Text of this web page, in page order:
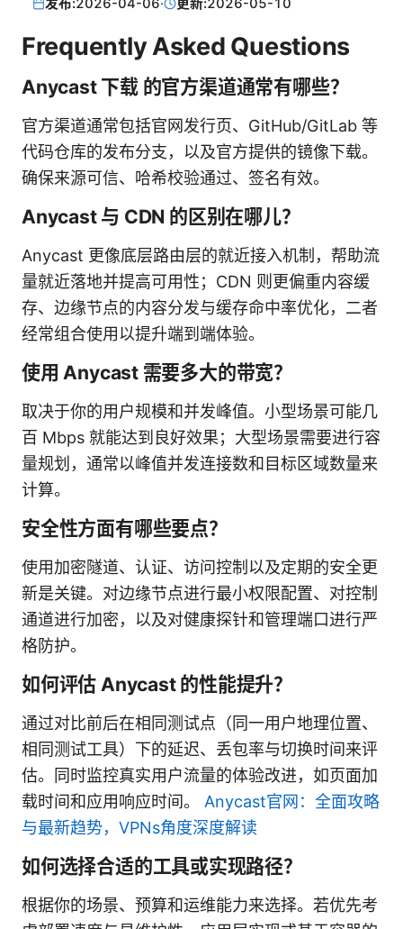
发布:2026-04-06· 更新:2026-05-10
Frequently Asked Questions
Anycast 下载 的官方渠道通常有哪些？
官方渠道通常包括官网发行页、GitHub/GitLab 等
代码仓库的发布分支，以及官方提供的镜像下载。
确保来源可信、哈希校验通过、签名有效。
Anycast 与 CDN 的区别在哪儿？
Anycast 更像底层路由层的就近接入机制，帮助流
量就近落地并提高可用性；CDN 则更偏重内容缓
存、边缘节点的内容分发与缓存命中率优化，二者
经常组合使用以提升端到端体验。
使用 Anycast 需要多大的带宽？
取决于你的用户规模和并发峰值。小型场景可能几
百 Mbps 就能达到良好效果；大型场景需要进行容
量规划，通常以峰值并发连接数和目标区域数量来
计算。
安全性方面有哪些要点？
使用加密隧道、认证、访问控制以及定期的安全更
新是关键。对边缘节点进行最小权限配置、对控制
通道进行加密，以及对健康探针和管理端口进行严
格防护。
如何评估 Anycast 的性能提升？
通过对比前后在相同测试点（同一用户地理位置、
相同测试工具）下的延迟、丢包率与切换时间来评
估。同时监控真实用户流量的体验改进，如页面加
载时间和应用响应时间。 Anycast官网：全面攻略
与最新趋势，VPNs角度深度解读
如何选择合适的工具或实现路径？
根据你的场景、预算和运维能力来选择。若优先考